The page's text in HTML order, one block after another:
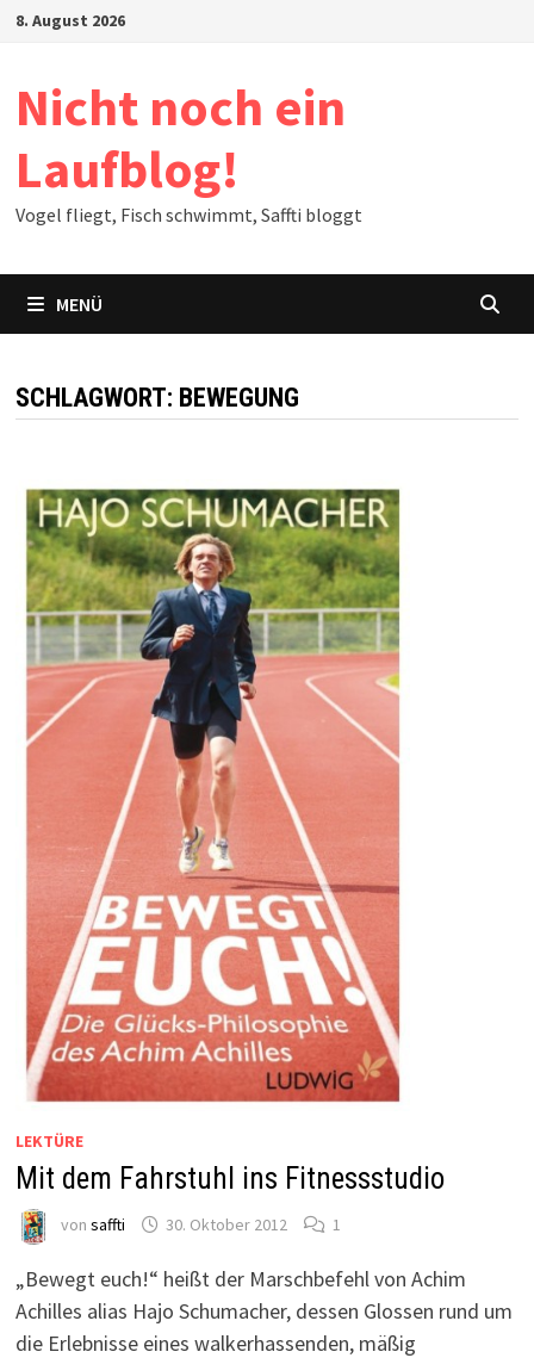
Zum8. August 2026
Nicht noch ein
Laufblog!
Vogel fliegt, Fisch schwimmt, Saffti bloggt
MENÜ
SCHLAGWORT: BEWEGUNG
LEKTÜRE
Mit dem Fahrstuhl ins Fitnessstudio
von saffti 30. Oktober 2012 1
„Bewegt euch!“ heißt der Marschbefehl von Achim
Achilles alias Hajo Schumacher, dessen Glossen rund um
die Erlebnisse eines walkerhassenden, mäßig